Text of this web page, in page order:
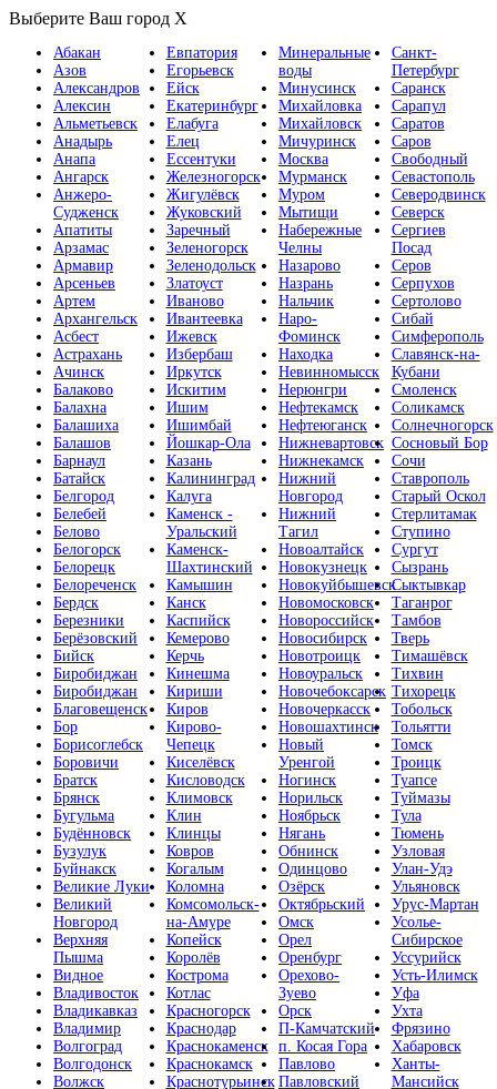
Выберите Ваш город X
Абакан
Азов
Александров
Алексин
Альметьевск
Анадырь
Анапа
Ангарск
Анжеро-
Судженск
Апатиты
Арзамас
Армавир
Арсеньев
Артем
Архангельск
Асбест
Астрахань
Ачинск
Балаково
Балахна
Балашиха
Балашов
Барнаул
Батайск
Белгород
Белебей
Белово
Белогорск
Белорецк
Белореченск
Бердск
Березники
Берёзовский
Бийск
Биробиджан
Биробиджан
Благовещенск
Бор
Борисоглебск
Боровичи
Братск
Брянск
Бугульма
Будённовск
Бузулук
Буйнакск
Великие Луки
Великий
Новгород
Верхняя
Пышма
Видное
Владивосток
Владикавказ
Владимир
Волгоград
Волгодонск
Волжск
Евпатория
Егорьевск
Ейск
Екатеринбург
Елабуга
Елец
Ессентуки
Железногорск
Жигулёвск
Жуковский
Заречный
Зеленогорск
Зеленодольск
Златоуст
Иваново
Ивантеевка
Ижевск
Избербаш
Иркутск
Искитим
Ишим
Ишимбай
Йошкар-Ола
Казань
Калининград
Калуга
Каменск -
Уральский
Каменск-
Шахтинский
Камышин
Канск
Каспийск
Кемерово
Керчь
Кинешма
Кириши
Киров
Кирово-
Чепецк
Киселёвск
Кисловодск
Климовск
Клин
Клинцы
Ковров
Когалым
Коломна
Комсомольск-
на-Амуре
Копейск
Королёв
Кострома
Котлас
Красногорск
Краснодар
Краснокаменск
Краснокамск
Краснотурьинск
Минеральные
воды
Минусинск
Михайловка
Михайловск
Мичуринск
Москва
Мурманск
Муром
Мытищи
Набережные
Челны
Назарово
Назрань
Нальчик
Наро-
Фоминск
Находка
Невинномысск
Нерюнгри
Нефтекамск
Нефтеюганск
Нижневартовск
Нижнекамск
Нижний
Новгород
Нижний
Тагил
Новоалтайск
Новокузнецк
Новокуйбышевск
Новомосковск
Новороссийск
Новосибирск
Новотроицк
Новоуральск
Новочебоксарск
Новочеркасск
Новошахтинск
Новый
Уренгой
Ногинск
Норильск
Ноябрьск
Нягань
Обнинск
Одинцово
Озёрск
Октябрьский
Омск
Орел
Оренбург
Орехово-
Зуево
Орск
П-Камчатский
п. Косая Гора
Павлово
Павловский
Санкт-
Петербург
Саранск
Сарапул
Саратов
Саров
Свободный
Севастополь
Северодвинск
Северск
Сергиев
Посад
Серов
Серпухов
Сертолово
Сибай
Симферополь
Славянск-на-
Кубани
Смоленск
Соликамск
Солнечногорск
Сосновый Бор
Сочи
Ставрополь
Старый Оскол
Стерлитамак
Ступино
Сургут
Сызрань
Сыктывкар
Таганрог
Тамбов
Тверь
Тимашёвск
Тихвин
Тихорецк
Тобольск
Тольятти
Томск
Троицк
Туапсе
Туймазы
Тула
Тюмень
Узловая
Улан-Удэ
Ульяновск
Урус-Мартан
Усолье-
Сибирское
Уссурийск
Усть-Илимск
Уфа
Ухта
Фрязино
Хабаровск
Ханты-
Мансийск